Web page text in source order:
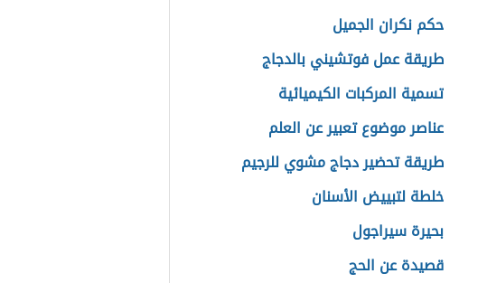
حكم نكران الجميل
طريقة عمل فوتشيني بالدجاج
تسمية المركبات الكيميائية
عناصر موضوع تعبير عن العلم
طريقة تحضير دجاج مشوي للرجيم
خلطة لتبييض الأسنان
بحيرة سيراجول
قصيدة عن الحج